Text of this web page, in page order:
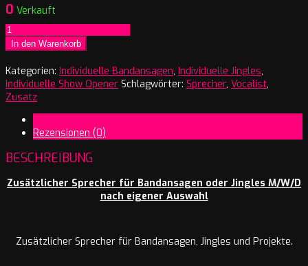
0 Verkauft
Zusätzlicher
Sprecher
M/W/D
nach
Wahl
Menge
In den Warenkorb
Kategorien: Individuelle Bandansagen, Individuelle Jingles,
Individuelle Show Opener Schlagwörter: Sprecher, Vocalist,
Zusatz
Rezensionen (0)
BESCHREIBUNG
Zusätzlicher Sprecher für Bandansagen oder Jingles M/W/D
nach eigener Auswahl
Zusätzlicher Sprecher für Bandansagen, Jingles und Projekte.